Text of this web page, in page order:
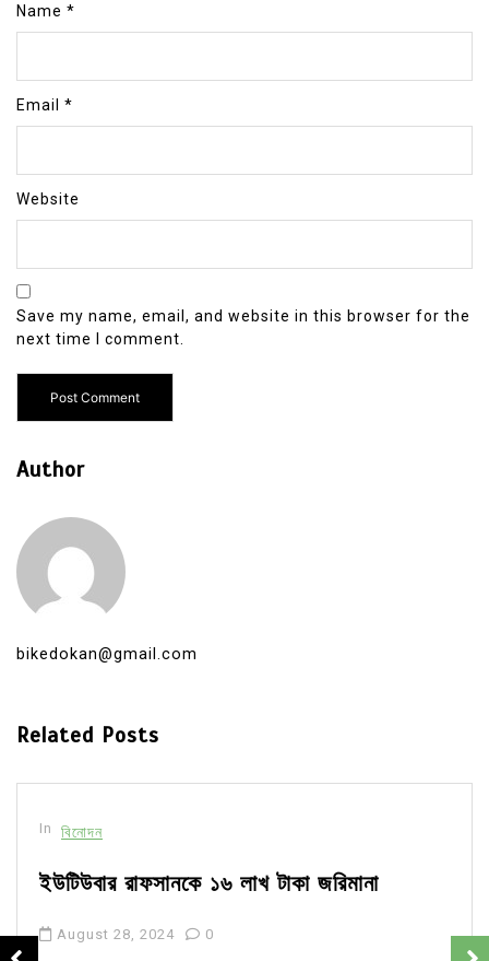
Name *
Email *
Website
Save my name, email, and website in this browser for the
next time I comment.
Author
bikedokan@gmail.com
Related Posts
In বিনোদন
ইউটিউবার রাফসানকে ১৬ লাখ টাকা জরিমানা
August 28, 2024 0